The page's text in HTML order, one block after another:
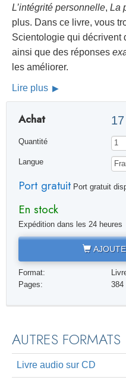
L’intégrité personnelle, La
plus. Dans ce livre, vous
Scientologie qui décrivent
ainsi que des réponses
les améliorer.
Lire plus
Achat
Quantité
Langue
Port gratuitPort gratuit
En stock
Expédition dans les 24 heures
Format:
Pages:
384
AUTRES FORMATS
Livre audio sur CD